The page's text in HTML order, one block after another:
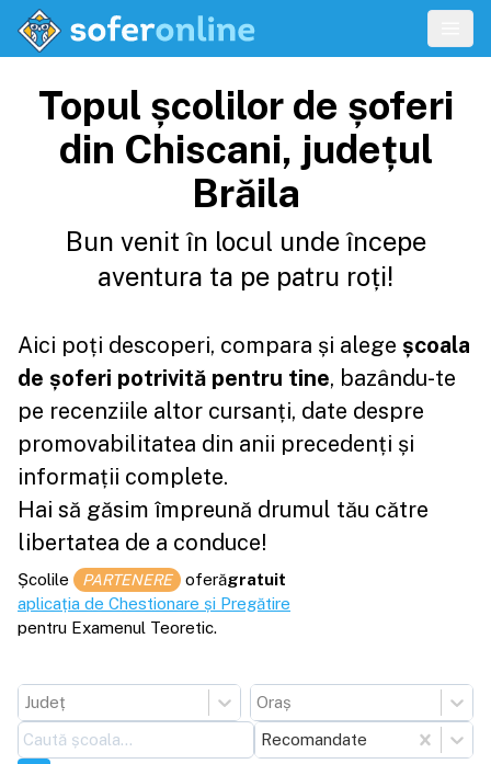
Topul școlilor de șoferi
din Chiscani, județul
Brăila
Bun venit în locul unde începe
aventura ta pe patru roți!
Aici poți descoperi, compara și alege școala
de șoferi potrivită pentru tine, bazându-te
pe recenziile altor cursanți, date despre
promovabilitatea din anii precedenți și
informații complete.
Hai să găsim împreună drumul tău către
libertatea de a conduce!
Școlile PARTENERE oferăgratuit
aplicația de Chestionare și Pregătire
pentru Examenul Teoretic.
Județ
Oraș
Recomandate